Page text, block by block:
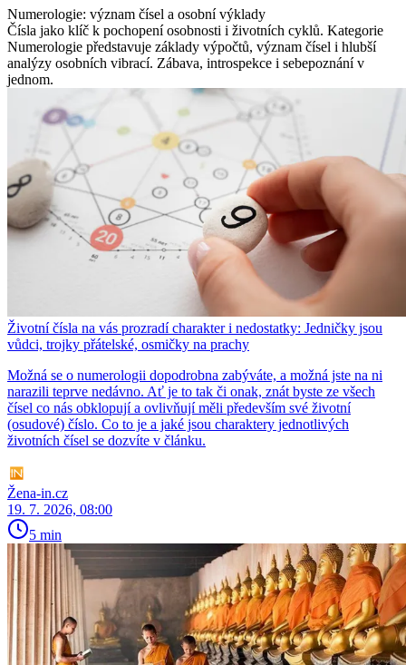
Numerologie: význam čísel a osobní výklady
Čísla jako klíč k pochopení osobnosti i životních cyklů. Kategorie
Numerologie představuje základy výpočtů, význam čísel i hlubší
analýzy osobních vibrací. Zábava, introspekce i sebepoznání v
jednom.
Životní čísla na vás prozradí charakter i nedostatky: Jedničky jsou
vůdci, trojky přátelské, osmičky na prachy
Možná se o numerologii dopodrobna zabýváte, a možná jste na ni
narazili teprve nedávno. Ať je to tak či onak, znát byste ze všech
čísel co nás obklopují a ovlivňují měli především své životní
(osudové) číslo. Co to je a jaké jsou charaktery jednotlivých
životních čísel se dozvíte v článku.
Žena-in.cz
19. 7. 2026, 08:00
5 min